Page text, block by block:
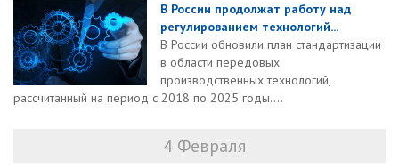
В России продолжат работу над
регулированием технологий...
В России обновили план стандартизации
в области передовых
производственных технологий,
рассчитанный на период с 2018 по 2025 годы....
4 Февраля